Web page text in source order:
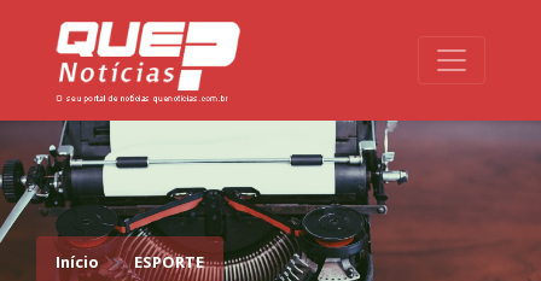
Toggle
Início ESPORTE